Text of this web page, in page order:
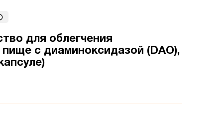
для облегчения
пище с диаминоксидазой (DAO),